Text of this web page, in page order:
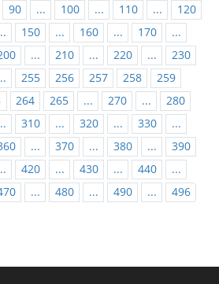
90 ... 100 ... 110 ...
120
150 ... 160 ... 170
...
... 210 ... 220 ...
230
255 256 257 258
259
264 265 ... 270 ...
280
310 ... 320 ... 330
...
... 370 ... 380 ...
390
420 ... 430 ... 440
...
... 480 ... 490 ... 496